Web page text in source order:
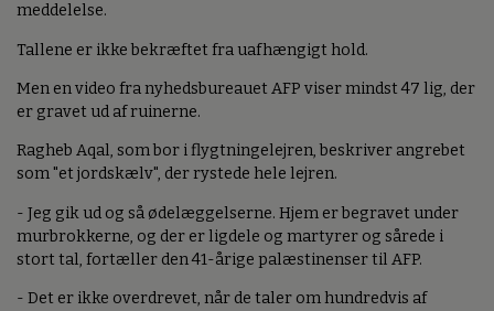
meddelelse.
Tallene er ikke bekræftet fra uafhængigt hold.
Men en video fra nyhedsbureauet AFP viser mindst 47 lig, der
er gravet ud af ruinerne.
Ragheb Aqal, som bor i flygtningelejren, beskriver angrebet
som "et jordskælv", der rystede hele lejren.
- Jeg gik ud og så ødelæggelserne. Hjem er begravet under
murbrokkerne, og der er ligdele og martyrer og sårede i
stort tal, fortæller den 41-årige palæstinenser til AFP.
- Det er ikke overdrevet, når de taler om hundredvis af